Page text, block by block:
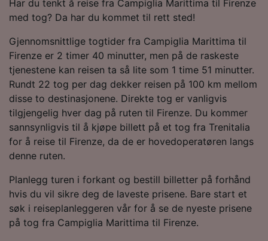
Har du tenkt å reise fra Campiglia Marittima til Firenze
med tog? Da har du kommet til rett sted!
Gjennomsnittlige togtider fra Campiglia Marittima til
Firenze er 2 timer 40 minutter, men på de raskeste
tjenestene kan reisen ta så lite som 1 time 51 minutter.
Rundt 22 tog per dag dekker reisen på 100 km mellom
disse to destinasjonene. Direkte tog er vanligvis
tilgjengelig hver dag på ruten til Firenze. Du kommer
sannsynligvis til å kjøpe billett på et tog fra Trenitalia
for å reise til Firenze, da de er hovedoperatøren langs
denne ruten.
Planlegg turen i forkant og bestill billetter på forhånd
hvis du vil sikre deg de laveste prisene. Bare start et
søk i reiseplanleggeren vår for å se de nyeste prisene
på tog fra Campiglia Marittima til Firenze.